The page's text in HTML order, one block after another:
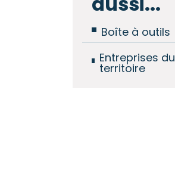
Boîte à outils
Entreprises du
territoire